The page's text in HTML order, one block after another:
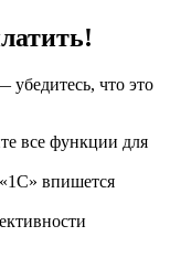
что это
все функции для
впишется